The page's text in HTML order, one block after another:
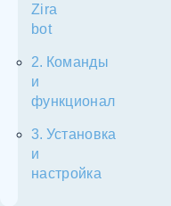
Zira
bot
Команды
и
функционал
Установка
и
настройка